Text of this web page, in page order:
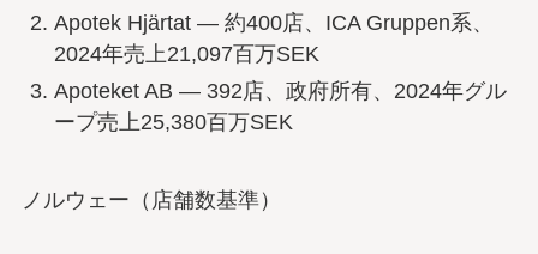
Apotek Hjärtat — 約400店、ICA Gruppen系、
2024年売上21,097百万SEK
Apoteket AB — 392店、政府所有、2024年グル
ープ売上25,380百万SEK
ノルウェー（店舗数基準）